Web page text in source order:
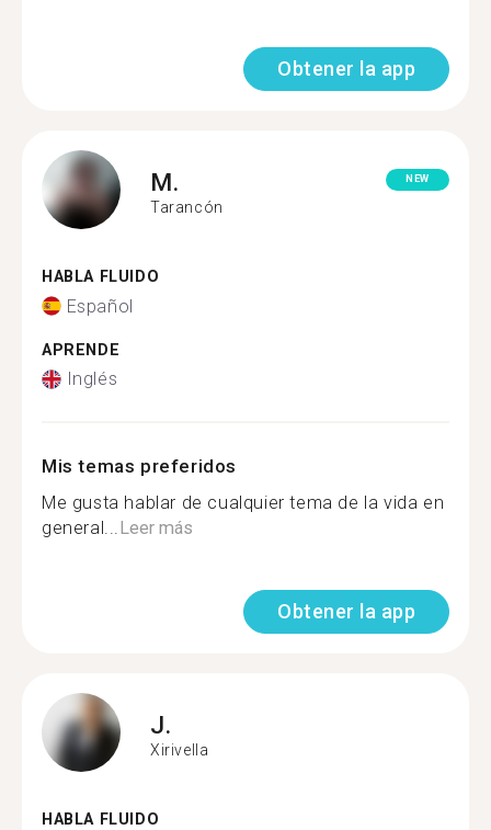
Obtener la app
M.
Tarancón
NEW
HABLA FLUIDO
Español
APRENDE
Inglés
Mis temas preferidos
Me gusta hablar de cualquier tema de la vida en
general...Leer más
Obtener la app
J.
Xirivella
HABLA FLUIDO